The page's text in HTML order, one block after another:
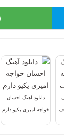
دانلود آهنگ احسان
خواجه امیری یکیو دارم